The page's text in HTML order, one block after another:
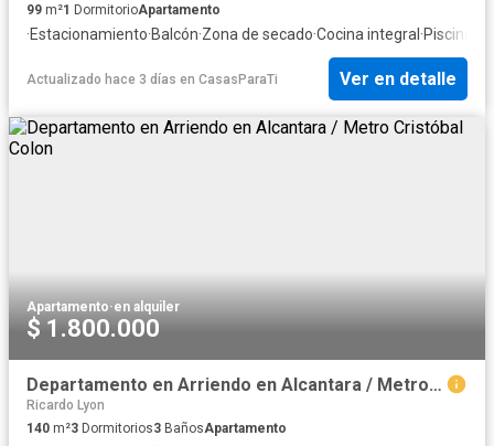
99 m²1 DormitorioApartamento
·Estacionamiento·Balcón·Zona de secado·Cocina integral ·Piscina
Actualizado hace 3 días en CasasParaTi Ver en detalle
Apartamento·en alquiler
$ 1.800.000
Departamento en Arriendo en Alcantara / Metro Cristóbal Colon
Ricardo Lyon
140 m²3 Dormitorios3 BañosApartamento